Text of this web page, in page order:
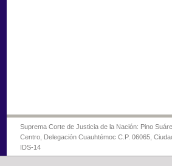
Suprema Corte de Justicia de la Nación: Pino
Centro, Delegación Cuauhtémoc C.P. 06065,
IDS-14